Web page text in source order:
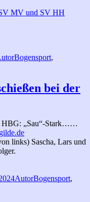
MV und SV HH
Kategorien
Bogensport,
bei der
HBG: „Sau“-Stark……
links) Sascha, Lars und
Autor
AutorKategorien
Bogensport,